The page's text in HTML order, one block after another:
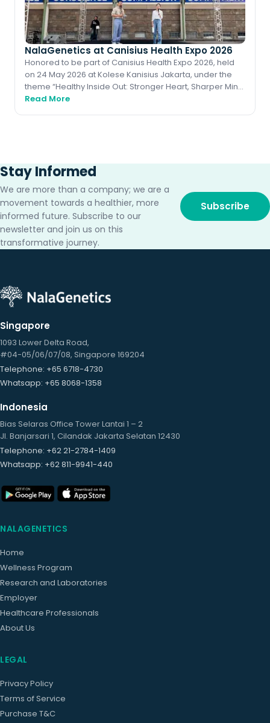
NalaGenetics at Canisius Health Expo 2026
Honored to be part of Canisius Health Expo 2026, held
on 24 May 2026 at Kolese Kanisius Jakarta, under the
theme “Healthy Inside Out: Stronger Heart, Sharper Mind,
Read More
Stay Informed
We are more than a company; we are a
movement towards a healthier, more
informed future. Subscribe to our
newsletter and join us on this
transformative journey.
Subscribe
Singapore
1093 Lower Delta Road,
#04-05/06/07/08, Singapore 169204
Telephone: +65 6718-4730
Whatsapp: +65 8068-1358
Indonesia
Bias Selaras Office Tower Lantai 1 – 2
Jl. Banjarsari 1, Cilandak Jakarta Selatan 12430
Telephone: +62 21-2784-1409
Whatsapp: +62 811-9941-440
NALAGENETICS
Home
Wellness Program
Research and Laboratories
Employer
Healthcare Professionals
About Us
LEGAL
Privacy Policy
Terms of Service
Purchase T&C